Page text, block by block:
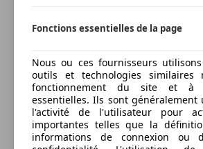
Fonctions essentielles de la page
Nous ou ces fournisseurs
outils et technologies similaires
fonctionnement du site et à
essentielles. Ils sont généralement
l'activité de l'utilisateur pour
importantes telles que la
informations de connexion ou